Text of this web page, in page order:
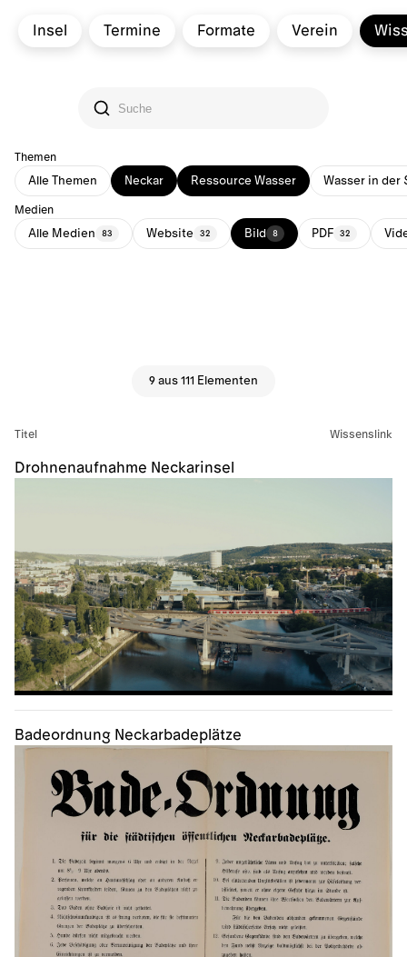
Insel Termine Formate Verein
Themen
Alle Themen Neckar Ressource Wasser Wasser in der
Medien
Alle Medien 83 Website 32 Bild 8 PDF 32
9 aus 111 Elementen
Titel Wissenslink
Drohnenaufnahme Neckarinsel
Badeordnung Neckarbadeplätze